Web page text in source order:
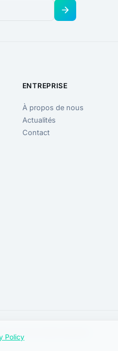
ENTREPRISE
À propos de nous
Actualités
Contact
Policy